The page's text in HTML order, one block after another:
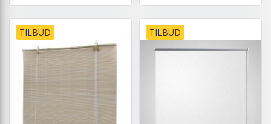
TILBUD TILBUD